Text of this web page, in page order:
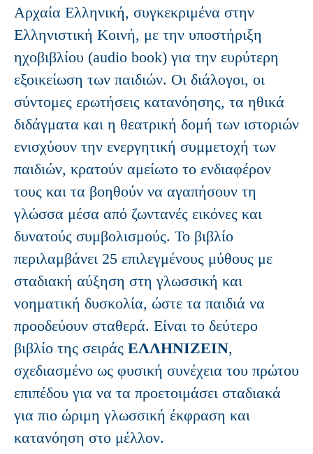
Αρχαία Ελληνική, συγκεκριμένα στην
Ελληνιστική Κοινή, με την υποστήριξη
ηχοβιβλίου (audio book) για την ευρύτερη
εξοικείωση των παιδιών. Οι διάλογοι, οι
σύντομες ερωτήσεις κατανόησης, τα ηθικά
διδάγματα και η θεατρική δομή των ιστοριών
ενισχύουν την ενεργητική συμμετοχή των
παιδιών, κρατούν αμείωτο το ενδιαφέρον
τους και τα βοηθούν να αγαπήσουν τη
γλώσσα μέσα από ζωντανές εικόνες και
δυνατούς συμβολισμούς. Το βιβλίο
περιλαμβάνει 25 επιλεγμένους μύθους με
σταδιακή αύξηση στη γλωσσική και
νοηματική δυσκολία, ώστε τα παιδιά να
προοδεύουν σταθερά. Είναι το δεύτερο
βιβλίο της σειράς ΕΛΛΗΝΙΖΕΙΝ,
σχεδιασμένο ως φυσική συνέχεια του πρώτου
επιπέδου για να τα προετοιμάσει σταδιακά
για πιο ώριμη γλωσσική έκφραση και